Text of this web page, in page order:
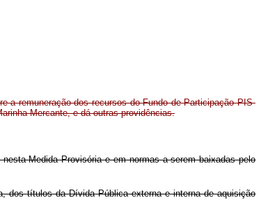
a remuneração dos recursos do Fundo de Participação PIS-
Mercante, e dá outras providências.
Medida Provisória e em normas a serem baixadas pelo
dos títulos da Dívida Pública externa e interna de aquisição